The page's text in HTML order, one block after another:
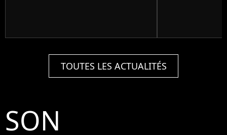
TOUTES LES ACTUALITÉS
SON